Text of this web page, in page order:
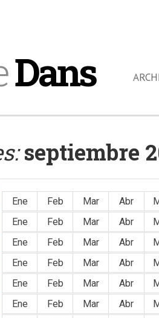
Dans
septiembre
Ene Feb Mar Abr
Ene Feb Mar Abr
Ene Feb Mar Abr
Ene Feb Mar Abr
Ene Feb Mar Abr
Ene Feb Mar Abr